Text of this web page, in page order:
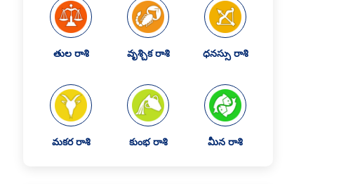
తుల రాశి వృశ్చిక రాశి ధనస్సు రాశి
మకర రాశి కుంభ రాశి మీన రాశి